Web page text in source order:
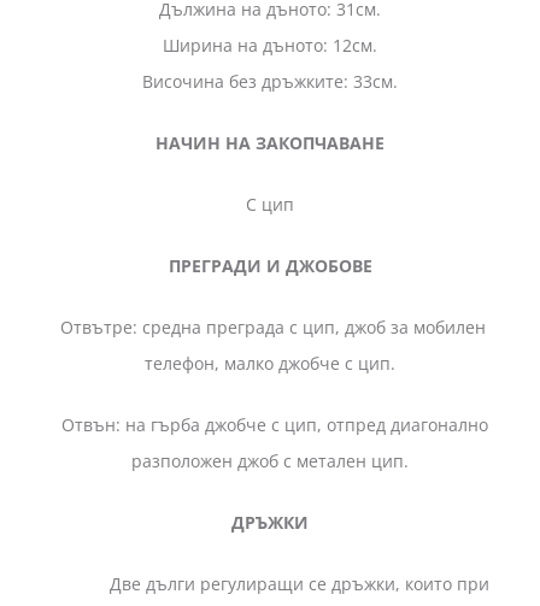
Дължина на дъното: 31см.
Ширина на дъното: 12см.
Височина без дръжките: 33см.
НАЧИН НА ЗАКОПЧАВАНЕ
С цип
ПРЕГРАДИ И ДЖОБОВЕ
Отвътре: средна преграда с цип, джоб за мобилен
телефон, малко джобче с цип.
Отвън: на гърба джобче с цип, отпред диагонално
разположен джоб с метален цип.
ДРЪЖКИ
Две дълги регулиращи се дръжки, които при